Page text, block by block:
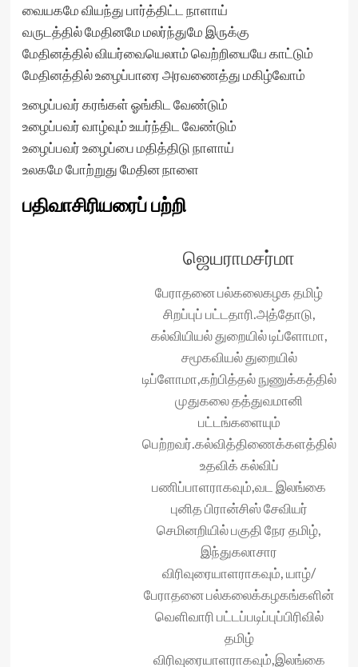
வையகமே வியந்து பார்த்திட்ட நாளாய்
வருடத்தில் மேதினமே மலர்ந்துமே இருக்கு
மேதினத்தில் வியர்வையெலாம் வெற்றியையே காட்டும்
மேதினத்தில் உழைப்பாரை அரவணைத்து மகிழ்வோம்
உழைப்பவர் கரங்கள் ஓங்கிட வேண்டும்
உழைப்பவர் வாழ்வும் உயர்ந்திட வேண்டும்
உழைப்பவர் உழைப்பை மதித்திடு நாளாய்
உலகமே போற்றுது மேதின நாளை
பதிவாசிரியரைப் பற்றி
ஜெயராமசர்மா
பேராதனை பல்கலைகழக தமிழ்
சிறப்புப் பட்டதாரி.அத்தோடு,
கல்வியியல் துறையில் டிப்ளோமா,
சமூகவியல் துறையில்
டிப்ளோமா,கற்பித்தல் நுணுக்கத்தில்
முதுகலை தத்துவமானி
பட்டங்களையும்
பெற்றவர்.கல்வித்திணைக்களத்தில்
உதவிக் கல்விப்
பணிப்பாளராகவும்,வட இலங்கை
புனித பிரான்சிஸ் சேவியர்
செமினறியில் பகுதி நேர‌ தமிழ்,
இந்துகலாசார
விரிவுரையாளராகவும், யாழ்/
பேராதனை பல்கலைக்கழகங்களின்
வெளிவாரி பட்டப்படிப்புப்பிரிவில்
தமிழ்
விரிவுரையாளராகவும்,இலங்கை